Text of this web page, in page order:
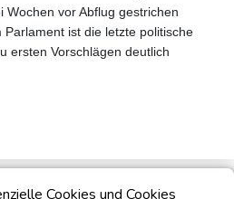
Cookies und Cookies
Wochen vor Abflug gestrichen
ist die letzte politische
ersten Vorschlägen deutlich